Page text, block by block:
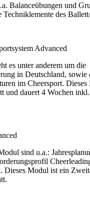
Balanceübungen und
des
Advanced
es unter anderem um die
in Deutschland, sowie
im Cheersport.
und dauert 4 Wochen
sind u.a.:
Dieses Modul ist ein